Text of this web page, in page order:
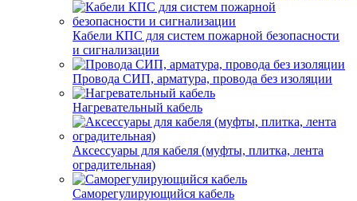
Кабели КПС для систем пожарной безопасности
и сигнализации
Провода СИП, арматура, провода без изоляции
Нагревательный кабель
Аксессуары для кабеля (муфты, плитка, лента
оградительная)
Саморегулирующийся кабель